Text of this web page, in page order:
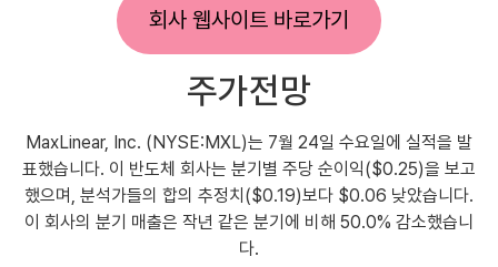
회사 웹사이트 바로가기
주가전망
MaxLinear, Inc. (NYSE:MXL)는 7월 24일 수요일에 실적을 발
표했습니다. 이 반도체 회사는 분기별 주당 순이익($0.25)을 보고
했으며, 분석가들의 합의 추정치($0.19)보다 $0.06 낮았습니다.
이 회사의 분기 매출은 작년 같은 분기에 비해 50.0% 감소했습니
다.